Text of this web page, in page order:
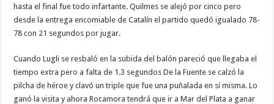
hasta el final fue todo infartante. Quilmes se alejó por cinco pero
desde la entrega encomiable de Catalín el partido quedó igualado 78-
78 con 21 segundos por jugar.
Cuando Lugli se resbaló en la subida del balón pareció que llegaba el
tiempo extra pero a falta de 1.3 segundos De la Fuente se calzó la
pilcha de héroe y clavó un triple que fue una puñalada en sí misma. Lo
ganó la visita y ahora Rocamora tendrá que ir a Mar del Plata a ganar